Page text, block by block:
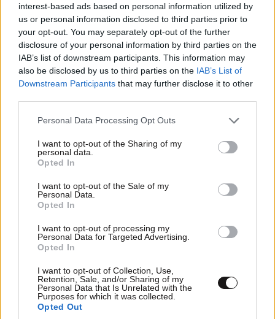
interest-based ads based on personal information utilized by
us or personal information disclosed to third parties prior to
your opt-out. You may separately opt-out of the further
disclosure of your personal information by third parties on the
IAB’s list of downstream participants. This information may
also be disclosed by us to third parties on the IAB’s List of
Downstream Participants that may further disclose it to other
Please note that this website/app uses one or more Google
not limited to your visit or usage behaviour. You may click to
grant or deny consent to Google and its third-party tags to
use your data for below specified purposes in below Google
consent section.
Personal Data Processing Opt Outs
I want to opt-out of the Sharing of my
personal data.
Opted In
I want to opt-out of the Sale of my
Personal Data.
Opted In
I want to opt-out of processing my
Personal Data for Targeted Advertising.
Opted In
I want to opt-out of Collection, Use,
Retention, Sale, and/or Sharing of my
Personal Data that Is Unrelated with the
Purposes for which it was collected.
Opted Out
Εθνικής Επιτροπής για τα Δικαιώματα του
Ανθρώπου, Εύα Τζαβαλά, κατέθεσε υπόμνημα, με
τον ειδικό επιστήμονα της ΕΕΔΑ, Χρήστο Τσεβά να
παρατηρεί εν κατακλείδι, ότι «συνολικά το σχέδιο
κατ’ εξοχήν λεκτικό πρότυπο. Η διαθεσιμότητα
αναγορεύεται σε κάθε διοικητική αρχή χωρίς τις
απαραίτητες εγγυήσεις, ενώ η κράτηση, ρητή ή